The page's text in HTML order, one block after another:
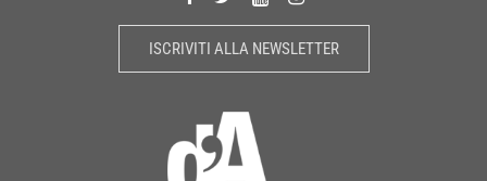
ISCRIVITI ALLA NEWSLETTER